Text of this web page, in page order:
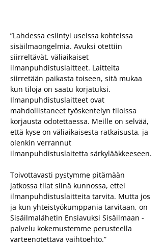
”Lahdessa esiintyi useissa kohteissa
sisäilmaongelmia. Avuksi otettiin
siirreltävät, väliaikaiset
ilmanpuhdistuslaitteet. Laitteita
siirretään paikasta toiseen, sitä mukaa
kun tiloja on saatu korjatuksi.
Ilmanpuhdistuslaitteet ovat
mahdollistaneet työskentelyn tiloissa
korjausta odotettaessa. Meille on selvää,
että kyse on väliaikaisesta ratkaisusta, ja
olenkin verrannut
ilmanpuhdistuslaitetta särkylääkkeeseen.
Toivottavasti pystymme pitämään
jatkossa tilat siinä kunnossa, ettei
ilmanpuhdistuslaitteita tarvita. Mutta jos
ja kun yhteistyökumppania tarvitaan, on
Sisäilmalähetin Ensiavuksi Sisäilmaan -
palvelu kokemustemme perusteella
varteenotettava vaihtoehto.”